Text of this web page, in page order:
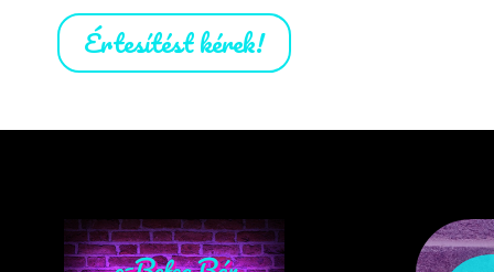
Értesítést kérek!